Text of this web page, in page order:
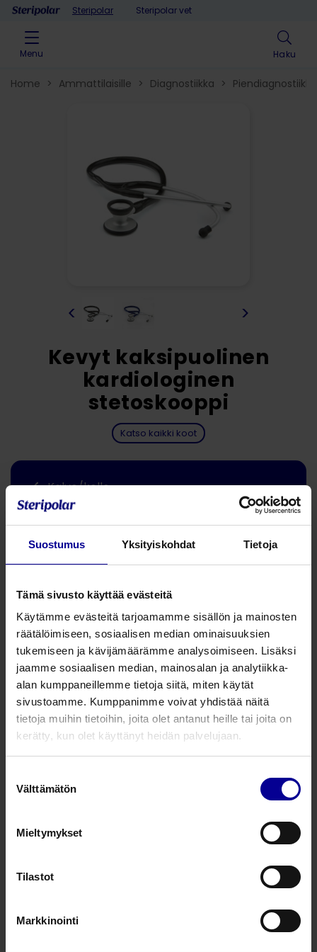
Suostumus Yksityiskohdat Tietoja
Tämä sivusto käyttää evästeitä
Käytämme evästeitä tarjoamamme sisällön ja mainosten
räätälöimiseen, sosiaalisen median ominaisuuksien
tukemiseen ja kävijämäärämme analysoimiseen. Lisäksi
jaamme sosiaalisen median, mainosalan ja analytiikka-
alan kumppaneillemme tietoja siitä, miten käytät
sivustoamme. Kumppanimme voivat yhdistää näitä
tietoja muihin tietoihin, joita olet antanut heille tai joita on
kerätty, kun olet käyttänyt heidän palvelujaan.
valinta
Välttämätön
Mieltymykset
Tilastot
Markkinointi
Skip to contentSteripolar Steripolar vet
Menu Haku
Home > Ammattilaisille > Diagnostiikka > Piendiagnostiikka
Syvä kellon rakenne, erinomainen matalien äänien
kuunteluun. Erittäin herkkä kalvo korkeiden äänien
kuunteluun.
Tuotenumero Tuotekuvaus
606BK Kevyt kaksipuolinen kardiologinen
>
<
Kevyt kaksipuolinen
kardiologinen
stetoskooppi
Katso kaikki koot
Kalvo/kello
130 g
Jaa tämä
Kevyt kaksipuolinen stetoskooppi